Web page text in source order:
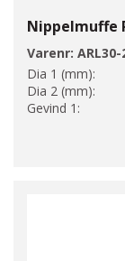
Nippelmuffe
Varenr:
Dia 1 (mm):
Dia 2 (mm):
Gevind 1: